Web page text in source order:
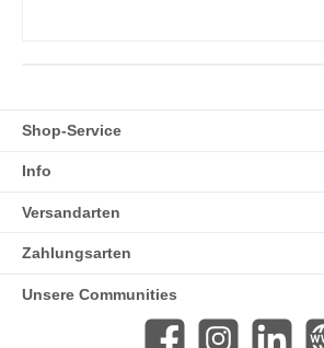
Shop-Service
Info
Versandarten
Zahlungsarten
Unsere Communities